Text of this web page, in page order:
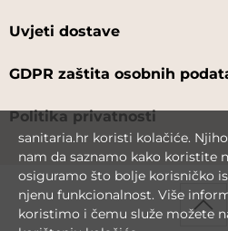
Uvjeti dostave
GDPR zaštita osobnih
Politika privatnosti
sanitaria.hr koristi kolačiće.
nam da saznamo kako koristite
osiguramo što bolje korisničko
njenu funkcionalnost. Više
koristimo i čemu služe možete